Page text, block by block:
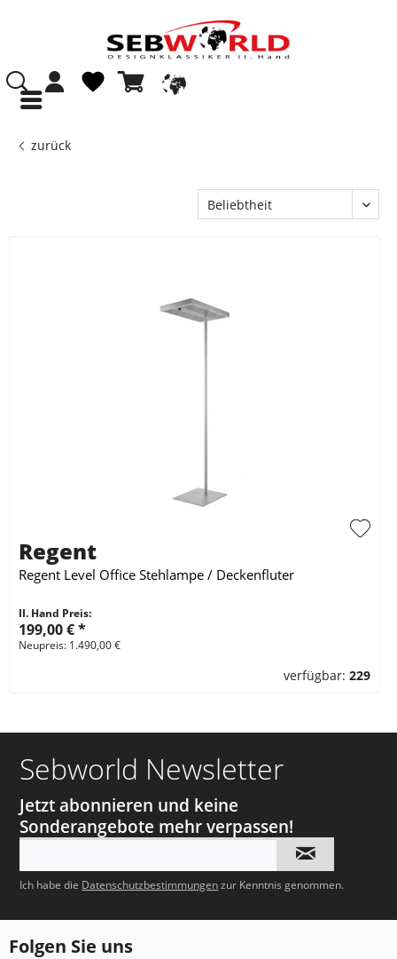
zurück
Regent
Regent Level Office Stehlampe / Deckenfluter
II. Hand Preis:
199,00 €*
Neupreis: 1.490,00 €
verfügbar:229
Sebworld Newsletter
Jetzt abonnieren und keine
Sonderangebote mehr verpassen!
Ich habe die Datenschutzbestimmungenzur Kenntnis genommen.
Folgen Sie uns